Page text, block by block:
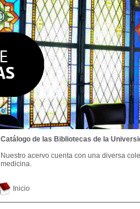
Inicio
Catálogo de las Bibliotecas de la
Nuestro acervo cuenta con una diversa
medicina.